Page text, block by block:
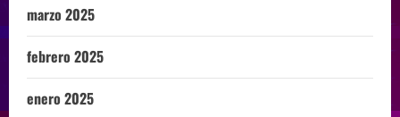
marzo 2025
febrero 2025
enero 2025